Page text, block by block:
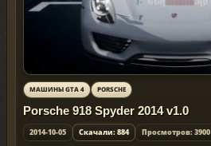
МАШИНЫ GTA 4 PORSCHE
Porsche 918 Spyder 2014 v1.0
2014-10-05 Скачали: 884 Просмотров: 3900